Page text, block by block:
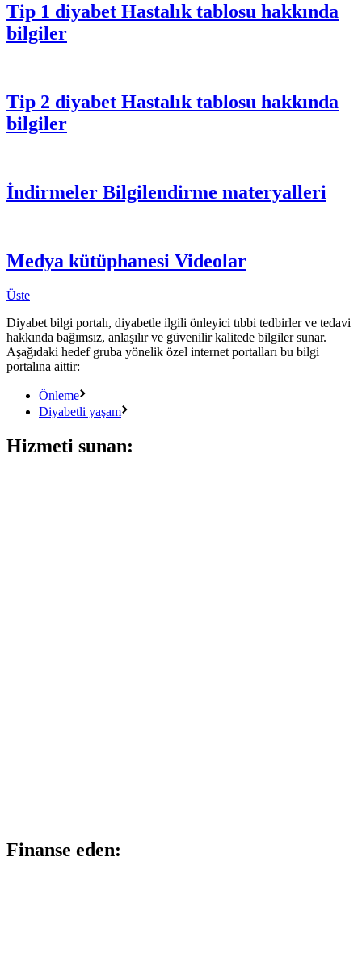
Tip 1 diyabet Hastalık tablosu hakkında
bilgiler
Tip 2 diyabet Hastalık tablosu hakkında
bilgiler
İndirmeler Bilgilendirme materyalleri
Medya kütüphanesi Videolar
Üste
Diyabet bilgi portalı, diyabetle ilgili önleyici tıbbi tedbirler ve tedavi
hakkında bağımsız, anlaşılır ve güvenilir kalitede bilgiler sunar.
Aşağıdaki hedef gruba yönelik özel internet portalları bu bilgi
portalına aittir:
Önleme
Diyabetli yaşam
Hizmeti sunan:
Finanse eden: